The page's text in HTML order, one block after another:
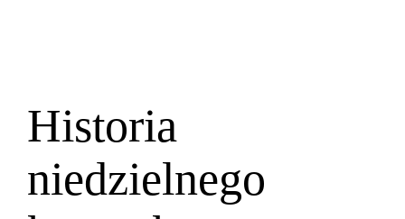
Historia
niedzielnego